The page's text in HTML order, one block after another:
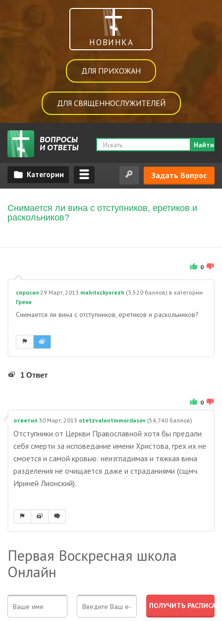
НОВИНКА
ДЛЯ ПРИХОЖАН
ДЛЯ СВЯЩЕННОСЛУЖИТЕЛЕЙ
Найти
Задать Вопрос
Снимается ли вина с отступников, еретиков и
раскольников?
0
спросил 29 Март, 2013 mahitsckysrezh (3,520 баллов) в категории
Грехи
Снимается ли вина с отступников, еретиков и раскольников?
1 Ответ
0
ответил 30 Март, 2013 otetzvalentinmordasov (54,740 баллов)
Отступники от Церкви Православной хотя бы предали
себя смерти за исповедание имени Христова, грех их не
смоется и самой кровью: неизгладимая и тяжкая вина
разделения не очищается даже и страданиями (сщмч.
Ириней Лионский).
Первая Воскресная школа
Онлайн